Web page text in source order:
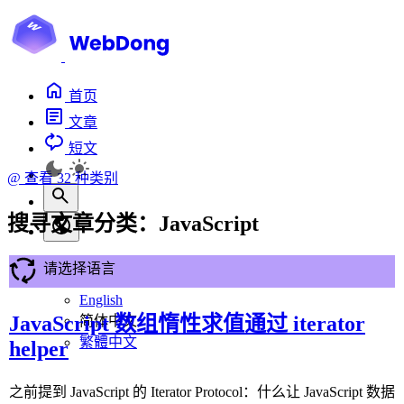
首页
文章
短文
请选择语言
English
简体中文
繁體中文
@ 查看 32 种类别
搜寻文章分类： JavaScript
JavaScript 数组惰性求值通过 iterator
helper
之前提到 JavaScript 的 Iterator Protocol：什么让 JavaScript 数据